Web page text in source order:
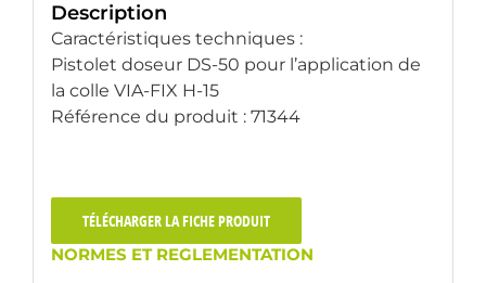
Description
Caractéristiques techniques :
Pistolet doseur DS-50 pour l’application de
la colle VIA-FIX H-15
Référence du produit : 71344
TÉLÉCHARGER LA FICHE PRODUIT
NORMES ET REGLEMENTATION